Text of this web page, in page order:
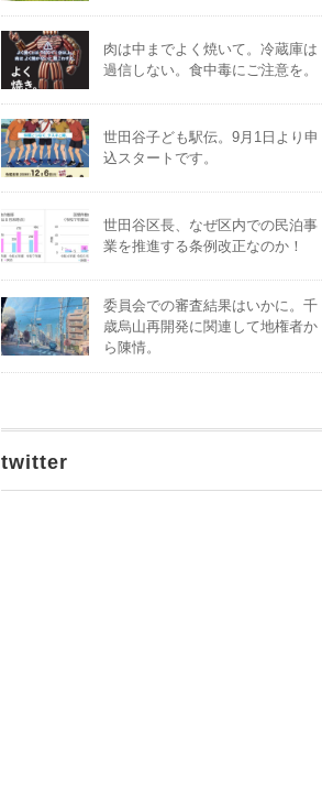
肉は中までよく焼いて。冷蔵庫は
過信しない。食中毒にご注意を。
世田谷子ども駅伝。9月1日より申
込スタートです。
世田谷区長、なぜ区内での民泊事
業を推進する条例改正なのか！
委員会での審査結果はいかに。千
歳烏山再開発に関連して地権者か
ら陳情。
twitter